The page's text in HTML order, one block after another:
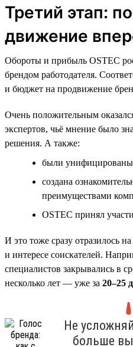
Третий этап:
движение
Обороты и прибыль OSTEC
брендом работодателя.
и бюджет на продвижение
Очень положительным
экспертов, чьё мнение было
решения. А также:
были унифицированы
создана
преимуществами
OSTEC принял
И это тоже сразу отразилось
и интересе соискателей.
специалистов закрывались в
несколько лет — уже за 20–25
Не
больше